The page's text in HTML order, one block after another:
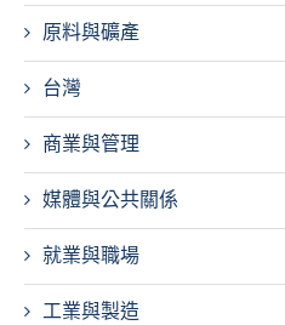
原料與礦產
台灣
商業與管理
媒體與公共關係
就業與職場
工業與製造